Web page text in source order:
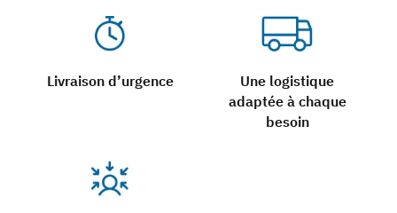
Livraison d’urgence
Une logistique
adaptée à chaque
besoin